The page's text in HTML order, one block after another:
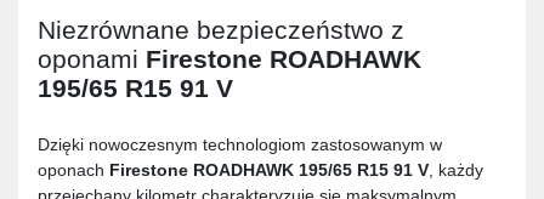
Niezrównane bezpieczeństwo z
oponami Firestone ROADHAWK
195/65 R15 91 V
Dzięki nowoczesnym technologiom zastosowanym w
oponach Firestone ROADHAWK 195/65 R15 91 V, każdy